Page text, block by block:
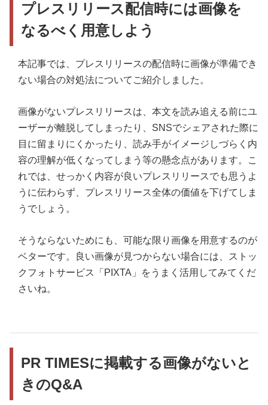
プレスリリース配信時には画像を
なるべく用意しよう
本記事では、プレスリリースの配信時に画像が準備でき
ない場合の対処法についてご紹介しました。
画像がないプレスリリースは、本文を読み追える前にユ
ーザーが離脱してしまったり、SNSでシェアされた際に
目に留まりにくかったり、読み手がイメージしづらく内
容の理解が低くなってしまう等の懸念点があります。こ
れでは、せっかく内容が良いプレスリリースでも思うよ
うに伝わらず、プレスリリース全体の価値を下げてしま
うでしょう。
そうならないためにも、可能な限り画像を用意するのが
ベターです。良い画像が見つからない場合には、ストッ
クフォトサービス「PIXTA」をうまく活用してみてくだ
さいね。
PR TIMESに掲載する画像がないと
きのQ&A